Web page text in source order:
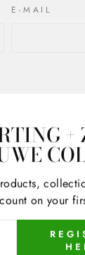
E-MAIL
+
on your